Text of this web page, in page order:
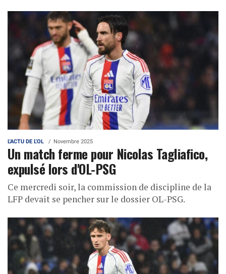
L'ACTU DE L'OL Novembre 2025
Un match ferme pour Nicolas Tagliafico,
expulsé lors d'OL-PSG
Ce mercredi soir, la commission de discipline de la
LFP devait se pencher sur le dossier OL-PSG.